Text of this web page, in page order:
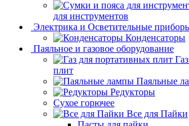
для инструментов
Электрика и Осветительные
Конденсаторы
Паяльное и газовое оборудование
плит
Паяльные
Редукторы
Сухое горючее
Все для Пайки